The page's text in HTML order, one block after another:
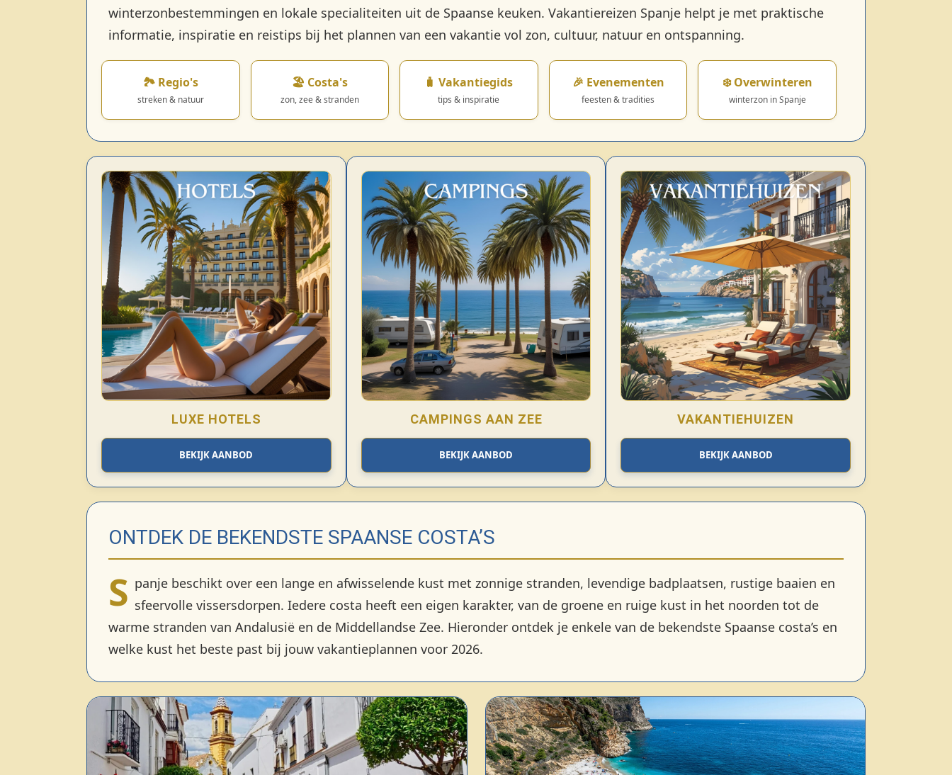
winterzonbestemmingen en lokale specialiteiten uit de Spaanse keuken. Vakantiereizen Spanje helpt je met praktische
informatie, inspiratie en reistips bij het plannen van een vakantie vol zon, cultuur, natuur en ontspanning.
🏞️ Regio's
streken & natuur
🏖️ Costa's
zon, zee & stranden
🧳 Vakantiegids
tips & inspiratie
🎉 Evenementen
feesten & tradities
❄️ Overwinteren
winterzon in Spanje
LUXE HOTELS
BEKIJK AANBOD
CAMPINGS AAN ZEE
BEKIJK AANBOD
VAKANTIEHUIZEN
BEKIJK AANBOD
ONTDEK DE BEKENDSTE SPAANSE COSTA’S
S panje beschikt over een lange en afwisselende kust met zonnige stranden, levendige badplaatsen, rustige baaien en
sfeervolle vissersdorpen. Iedere costa heeft een eigen karakter, van de groene en ruige kust in het noorden tot de
warme stranden van Andalusië en de Middellandse Zee. Hieronder ontdek je enkele van de bekendste Spaanse costa’s en
welke kust het beste past bij jouw vakantieplannen voor 2026.